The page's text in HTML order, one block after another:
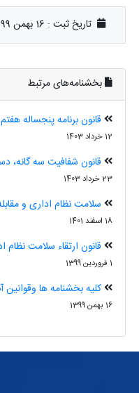
تاریخ ثبت : 16 بهمن 1399
بخشنامه‌های مرتبط
قانون برنامه پنجساله
12 خرداد 1403
قانون شفافیت سه گانه،
23 خرداد 1403
سلامت نظام اداری و
18 اسفند 1401
قانون ارتقاء سلامت نظام
1 فروردین 1399
کلیه بخشنامه ها وقوانین آب
16 بهمن 1399